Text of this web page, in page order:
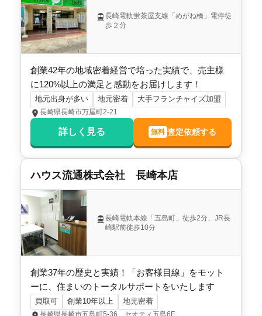
施工会社 -
長崎電軌蛍茶屋支線「めがね橋」電停徒
歩２分
創業42年の地域密着経営で培った実績で、売主様
に120%以上の満足と感動をお届けします！
地元出身が多い 地元密着 大手フランチャイズ加盟
長崎県長崎市万屋町2-21
詳しく見る 無料 査定依頼する
ハウス流通株式会社 長崎本店
長崎電軌本線「五島町」徒歩2分、JR長
崎駅前徒歩10分
創業37年の歴史と実績！「お客様目線」をモット
ーに、住まいのトータルサポートをいたします
買取可 創業10年以上 地元密着
長崎県長崎市五島町5-36 セオティ五島6F